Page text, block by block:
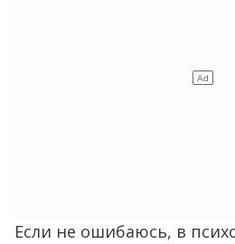
Если не ошибаюсь, в